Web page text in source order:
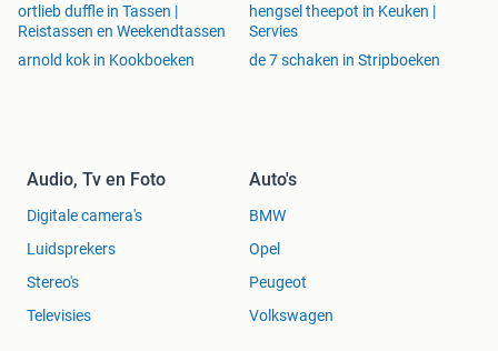
ortlieb duffle in Tassen |
Reistassen en Weekendtassen
hengsel theepot in Keuken |
Servies
arnold kok in Kookboeken
de 7 schaken in Stripboeken
Audio, Tv en Foto
Digitale camera's
Luidsprekers
Stereo's
Televisies
Auto's
BMW
Opel
Peugeot
Volkswagen